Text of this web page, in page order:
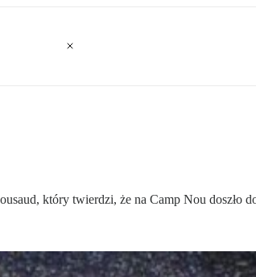
który twierdzi, że na Camp Nou doszło